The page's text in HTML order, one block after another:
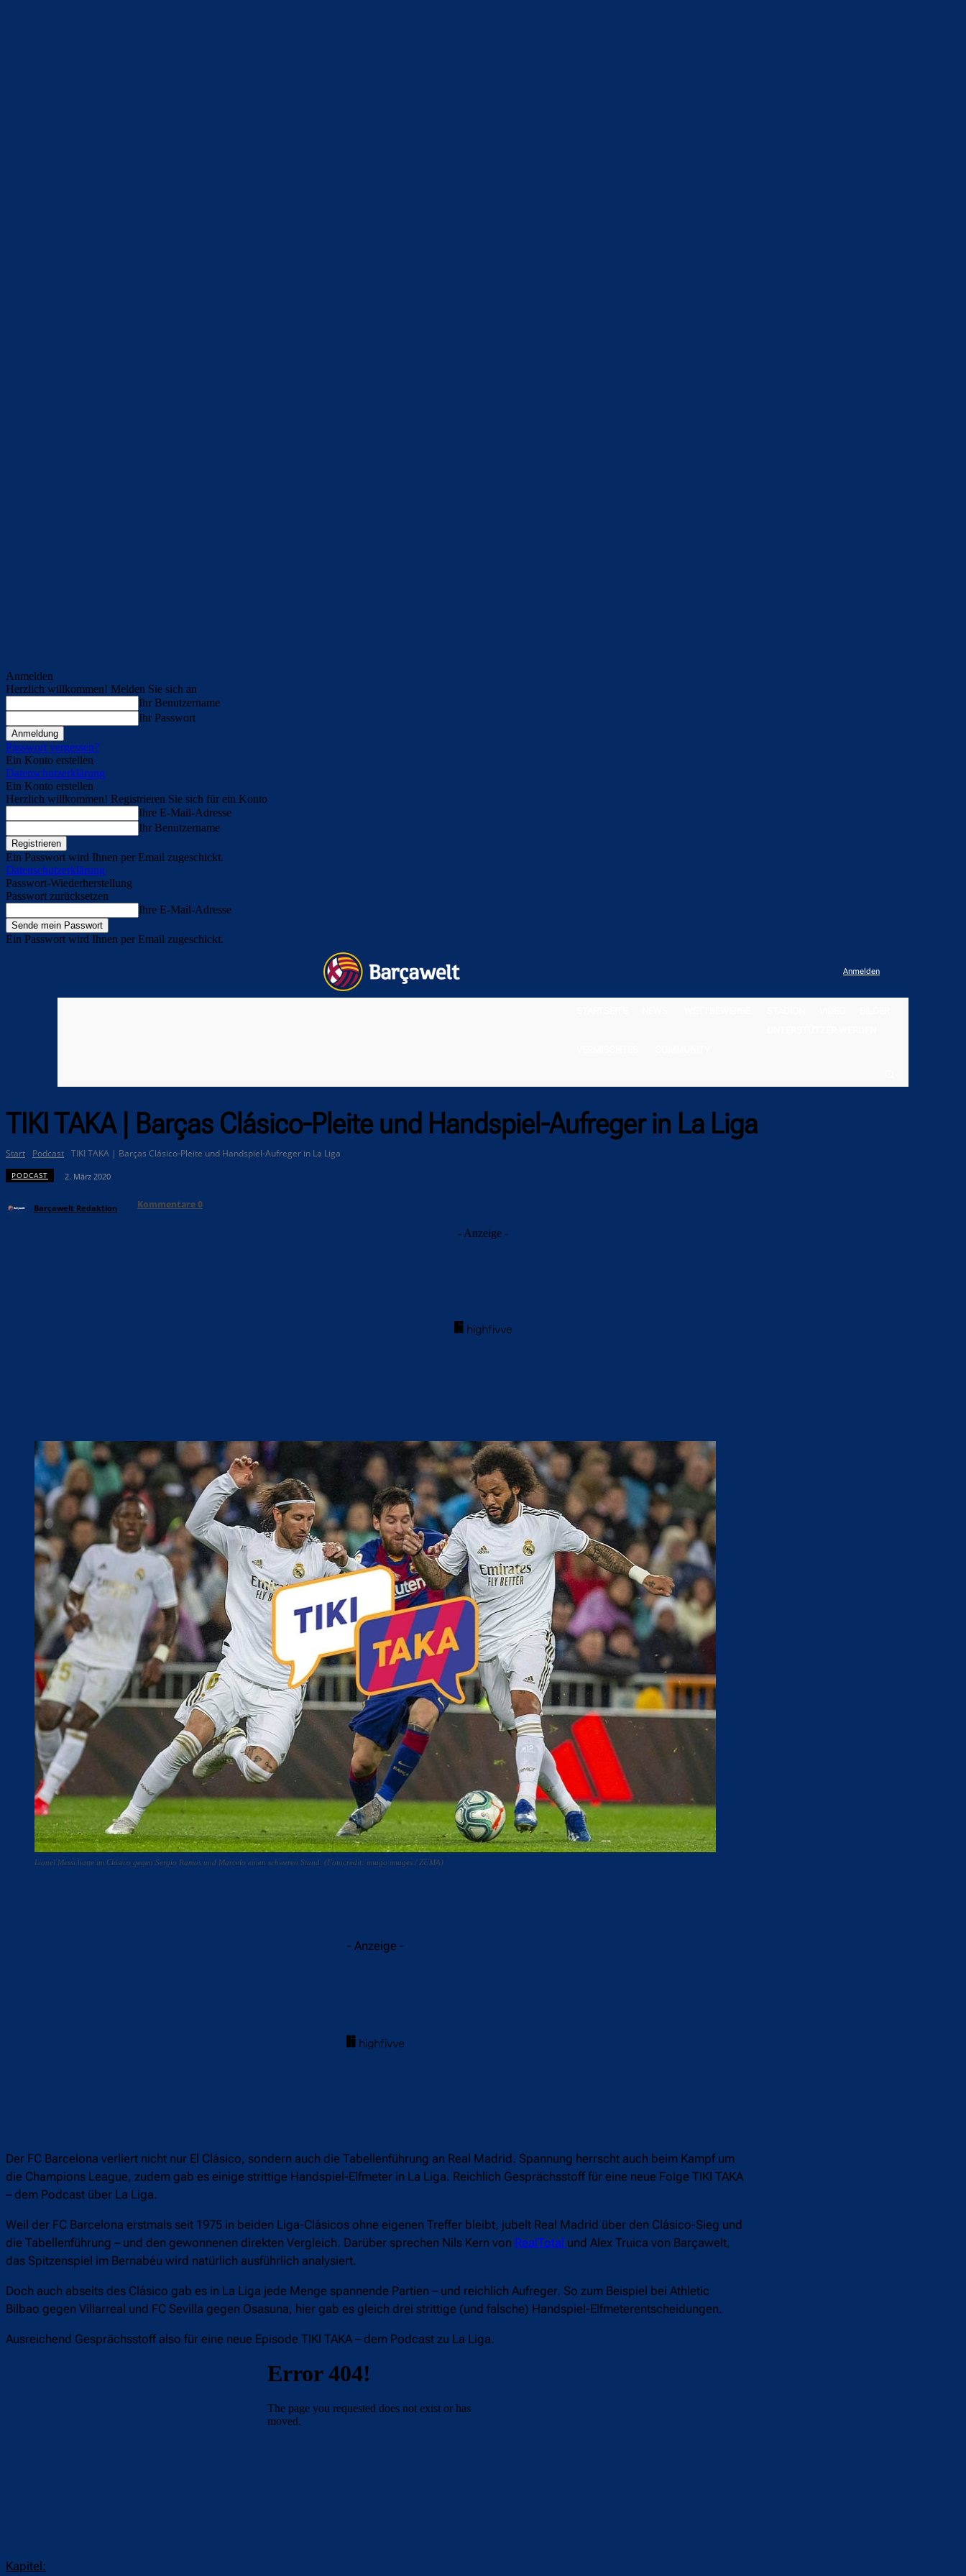
Anmelden
Herzlich willkommen! Melden Sie sich an
Ihr Benutzername
Ihr Passwort
Passwort vergessen?
Ein Konto erstellen
Datenschutzerklärung
Ein Konto erstellen
Herzlich willkommen! Registrieren Sie sich für ein Konto
Ihre E-Mail-Adresse
Ihr Benutzername
Ein Passwort wird Ihnen per Email zugeschickt.
Datenschutzerklärung
Passwort-Wiederherstellung
Passwort zurücksetzen
Ihre E-Mail-Adresse
Ein Passwort wird Ihnen per Email zugeschickt.
Anmelden
TIKI TAKA | Barças Clásico-Pleite und Handspiel-Aufreger in La Liga
Start Podcast TIKI TAKA | Barças Clásico-Pleite und Handspiel-Aufreger in La Liga
PODCAST 2. März 2020
Barçawelt Redaktion Kommentare0
- Anzeige -
Lionel Messi hatte im Clásico gegen Sergio Ramos und Marcelo einen schweren Stand. (Fotocredit: imago images / ZUMA)
- Anzeige -
Der FC Barcelona verliert nicht nur El Clásico, sondern auch die Tabellenführung an Real Madrid. Spannung herrscht auch beim Kampf um
die Champions League, zudem gab es einige strittige Handspiel-Elfmeter in La Liga. Reichlich Gesprächsstoff für eine neue Folge TIKI TAKA
– dem Podcast über La Liga.
Weil der FC Barcelona erstmals seit 1975 in beiden Liga-Clásicos ohne eigenen Treffer bleibt, jubelt Real Madrid über den Clásico-Sieg und
die Tabellenführung – und den gewonnenen direkten Vergleich. Darüber sprechen Nils Kern von RealTotal und Alex Truica von Barçawelt,
das Spitzenspiel im Bernabéu wird natürlich ausführlich analysiert.
Doch auch abseits des Clásico gab es in La Liga jede Menge spannende Partien – und reichlich Aufreger. So zum Beispiel bei Athletic
Bilbao gegen Villarreal und FC Sevilla gegen Osasuna, hier gab es gleich drei strittige (und falsche) Handspiel-Elfmeterentscheidungen.
Ausreichend Gesprächsstoff also für eine neue Episode TIKI TAKA – dem Podcast zu La Liga.
Kapitel: